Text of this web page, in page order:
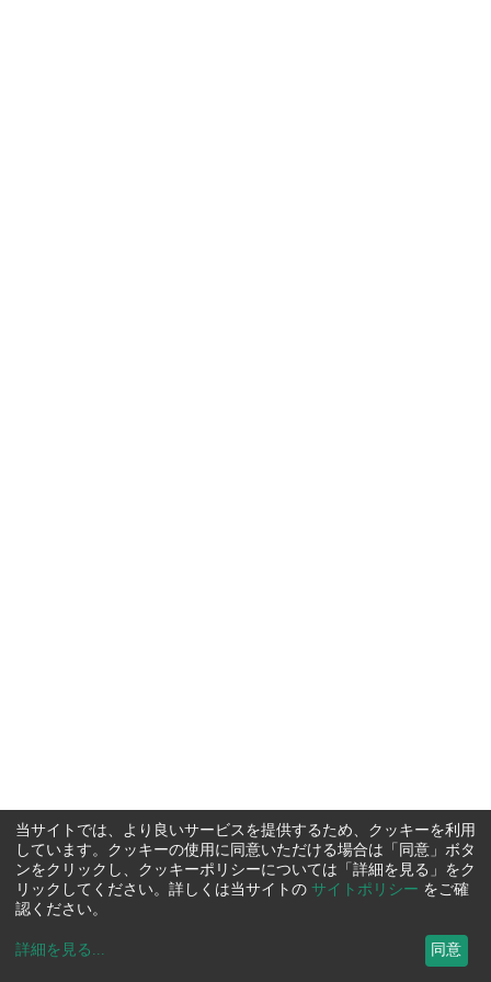
当サイトでは、より良いサービスを提供するため、クッキーを利用
しています。クッキーの使用に同意いただける場合は「同意」ボタ
ンをクリックし、クッキーポリシーについては「詳細を見る」をク
リックしてください。詳しくは当サイトの サイトポリシー をご確
認ください。
詳細を見る ... 同意